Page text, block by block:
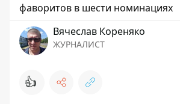
фаворитов в шести номинациях
Вячеслав Кореняко
ЖУРНАЛИСТ
👍